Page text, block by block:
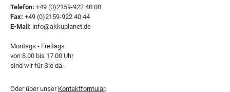
Telefon: +49 (0)2159-922 40 00
Fax: +49 (0)2159-922 40 44
E-Mail: info@akkuplanet.de
Montags - Freitags
von 8.00 bis 17.00 Uhr
sind wir für Sie da.
Oder über unser Kontaktformular.